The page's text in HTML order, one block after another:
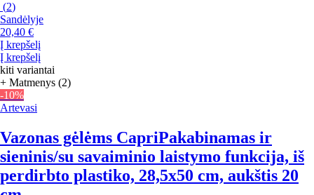
(2)
Sandėlyje
20,40 €
Į krepšelį
Į krepšelį
kiti variantai
+ Matmenys (2)
-10%
Artevasi
Vazonas gėlėms CapriPakabinamas ir
sieninis/su savaiminio laistymo funkcija, iš
perdirbto plastiko, 28,5x50 cm, aukštis 20